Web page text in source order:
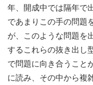
年、開成中では隔年で
であまりこの手の問題
が、このような問題を
するこれらの抜き出し
で問題に向き合うこと
に読み、その中から複